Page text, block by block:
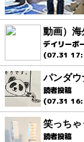
動画）海
デイリーポ
(07.31
パンダウ
読者投稿
(07.31
笑っちゃ
読者投稿